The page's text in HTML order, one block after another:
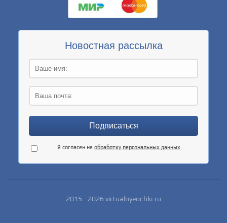
Новостная рассылка
Я согласен на обработку персональных данных
2015 - 2026 virtualnyeochki.ru